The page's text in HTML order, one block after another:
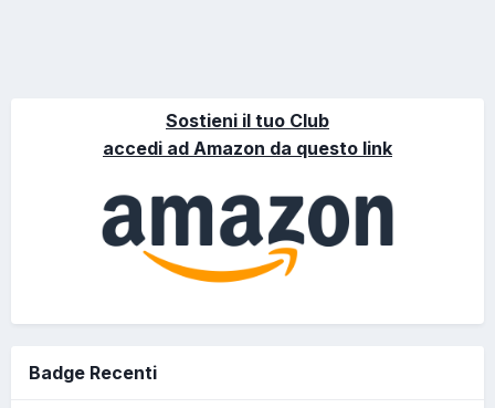
Sostieni il tuo Club
accedi ad Amazon da questo link
Badge Recenti